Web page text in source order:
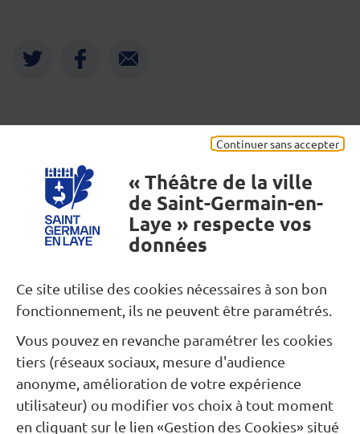
Continuer sans accepter
« Théâtre de la ville
de Saint-Germain-en-
Laye » respecte vos
données
Ce site utilise des cookies nécessaires à son bon
fonctionnement, ils ne peuvent être paramétrés.
Vous pouvez en revanche paramétrer les cookies
tiers (réseaux sociaux, mesure d'audience
anonyme, amélioration de votre expérience
utilisateur) ou modifier vos choix à tout moment
en cliquant sur le lien «Gestion des Cookies» situé
Nous contacter
Restons connectés...
Newsletter FacebookInstagram